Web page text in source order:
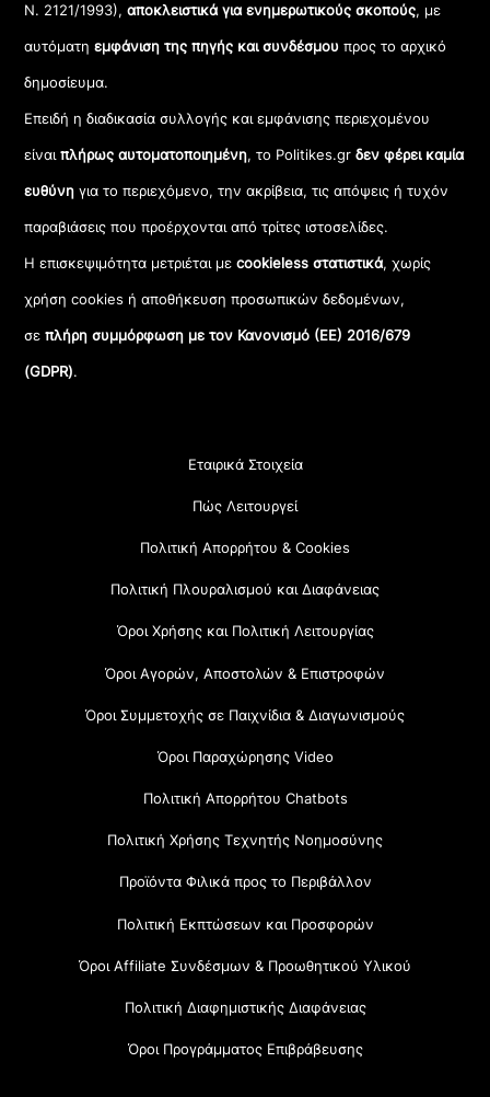
Ν. 2121/1993), αποκλειστικά για ενημερωτικούς σκοπούς, με
αυτόματηεμφάνιση της πηγής και συνδέσμου προς το αρχικό
δημοσίευμα.
Επειδή η διαδικασία συλλογής και εμφάνισης περιεχομένου
είναιπλήρως αυτοματοποιημένη, το Politikes.grδεν φέρει καμία
ευθύνη για το περιεχόμενο, την ακρίβεια, τις απόψεις ή τυχόν
παραβιάσεις που προέρχονται από τρίτες ιστοσελίδες.
Η επισκεψιμότητα μετριέται μεcookieless στατιστικά, χωρίς
χρήση cookies ή αποθήκευση προσωπικών δεδομένων,
σεπλήρη συμμόρφωση με τον Κανονισμό (ΕΕ) 2016/679
(GDPR).
Εταιρικά Στοιχεία
Πώς Λειτουργεί
Πολιτική Απορρήτου & Cookies
Πολιτική Πλουραλισμού και Διαφάνειας
Όροι Χρήσης και Πολιτική Λειτουργίας
Όροι Αγορών, Αποστολών & Επιστροφών
Όροι Συμμετοχής σε Παιχνίδια & Διαγωνισμούς
Όροι Παραχώρησης Video
Πολιτική Απορρήτου Chatbots
Πολιτική Χρήσης Τεχνητής Νοημοσύνης
Προϊόντα Φιλικά προς το Περιβάλλον
Πολιτική Εκπτώσεων και Προσφορών
Όροι Affiliate Συνδέσμων & Προωθητικού Υλικού
Πολιτική Διαφημιστικής Διαφάνειας
Όροι Προγράμματος Επιβράβευσης